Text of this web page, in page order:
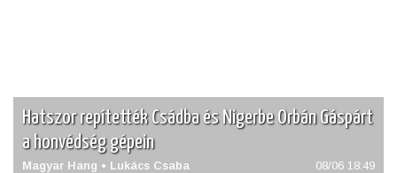
Hatszor repítették Csádba és Nigerbe Orbán Gáspárt
a honvédség gépein
Magyar Hang • Lukács Csaba 08/06 18:49